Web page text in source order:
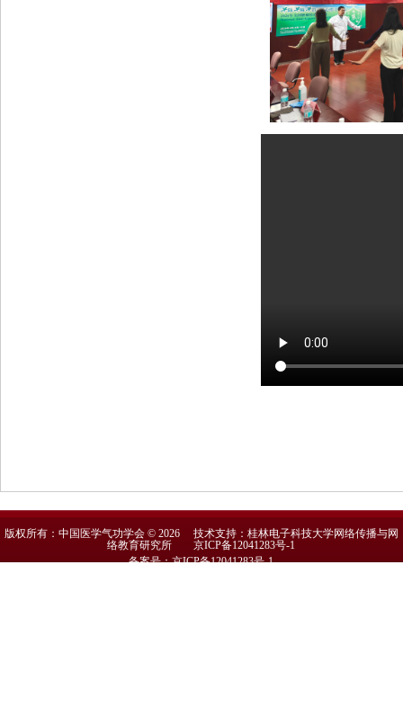
版权所有：中国医学气功学会 © 2026 技术支持：桂林电子科技大学网络传播与网
络教育研究所京ICP备12041283号-1
备案号：京ICP备12041283号-1